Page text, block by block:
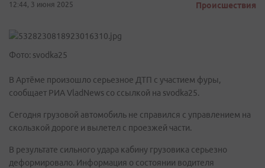
12:44, 3 июня 2025 Происшествия
Фото: svodka25
В Артёме произошло серьезное ДТП с участием фуры,
сообщает РИА VladNews со ссылкой на svodka25.
Сегодня грузовой автомобиль не справился с управлением на
скользкой дороге и вылетел с проезжей части.
В результате сильного удара кабину грузовика серьезно
деформировало. Информация о состоянии водителя